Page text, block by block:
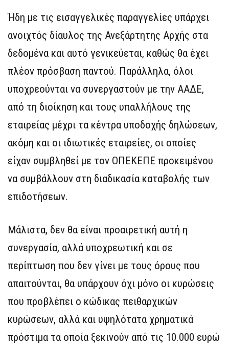
Ήδη με τις εισαγγελικές παραγγελίες υπάρχει
ανοιχτός δίαυλος της Ανεξάρτητης Αρχής στα
δεδομένα και αυτό γενικεύεται, καθώς θα έχει
πλέον πρόσβαση παντού. Παράλληλα, όλοι
υποχρεούνται να συνεργαστούν με την ΑΑΔΕ,
από τη διοίκηση και τους υπαλλήλους της
εταιρείας μέχρι τα κέντρα υποδοχής δηλώσεων,
ακόμη και οι ιδιωτικές εταιρείες, οι οποίες
είχαν συμβληθεί με τον ΟΠΕΚΕΠΕ προκειμένου
να συμβάλλουν στη διαδικασία καταβολής των
επιδοτήσεων.
Μάλιστα, δεν θα είναι προαιρετική αυτή η
συνεργασία, αλλά υποχρεωτική και σε
περίπτωση που δεν γίνει με τους όρους που
απαιτούνται, θα υπάρχουν όχι μόνο οι κυρώσεις
που προβλέπει ο κώδικας πειθαρχικών
κυρώσεων, αλλά και υψηλότατα χρηματικά
πρόστιμα τα οποία ξεκινούν από τις 10.000 ευρώ